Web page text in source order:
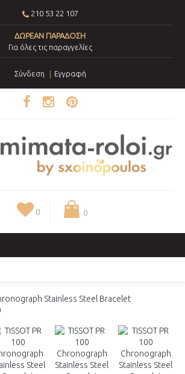
210 53 22 107
ΔΩΡΕΑΝ ΠΑΡΑΔΟΣΗ
Για όλες τις παραγγελίες
Σύνδεση Εγγραφή
0 0